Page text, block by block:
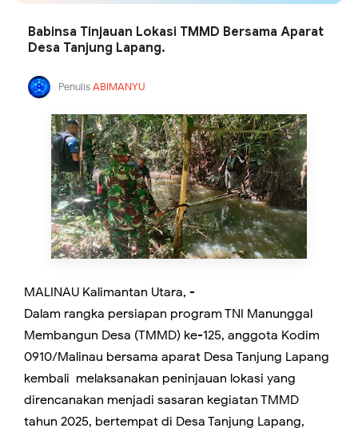
Babinsa Tinjauan Lokasi TMMD Bersama Aparat
Desa Tanjung Lapang.
PenulisABIMANYU
MALINAU Kalimantan Utara, -
Dalam rangka persiapan program TNI Manunggal
Membangun Desa (TMMD) ke-125, anggota Kodim
0910/Malinau bersama aparat Desa Tanjung Lapang
kembali melaksanakan peninjauan lokasi yang
direncanakan menjadi sasaran kegiatan TMMD
tahun 2025, bertempat di Desa Tanjung Lapang,